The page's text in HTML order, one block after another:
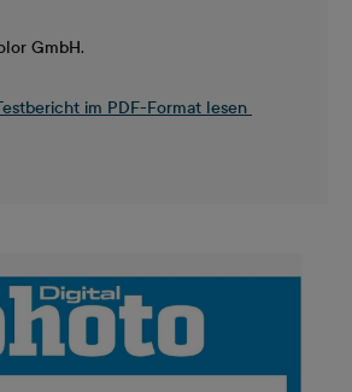
GmbH.
im PDF-Format lesen